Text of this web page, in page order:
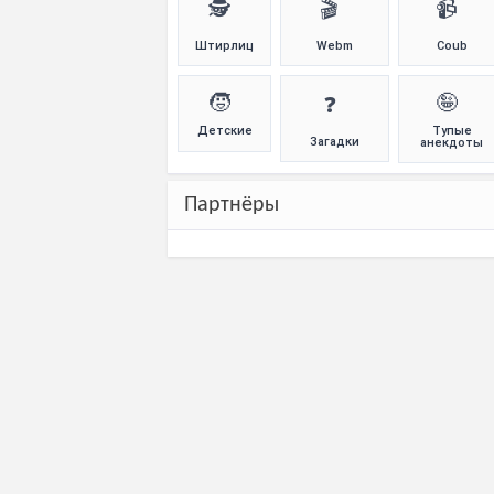
🕵️
Штирлиц
🎬
Webm
📹
Coub
🧒
Детские
❓
Загадки
🤪
Тупые
анекдоты
Партнёры